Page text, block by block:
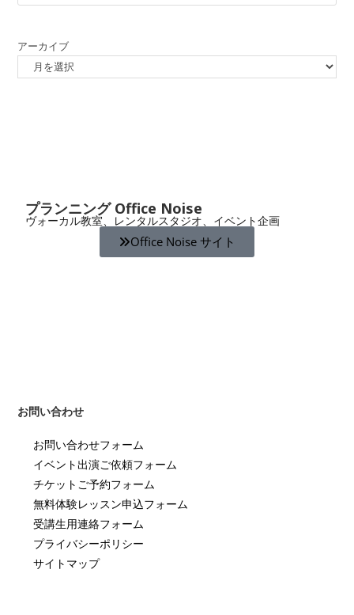
アーカイブ
プランニング Office Noise
ヴォーカル教室、レンタルスタジオ、イベント企画
Office Noise サイト
お問い合わせ
お問い合わせフォーム
イベント出演ご依頼フォーム
チケットご予約フォーム
無料体験レッスン申込フォーム
受講生用連絡フォーム
プライバシーポリシー
サイトマップ